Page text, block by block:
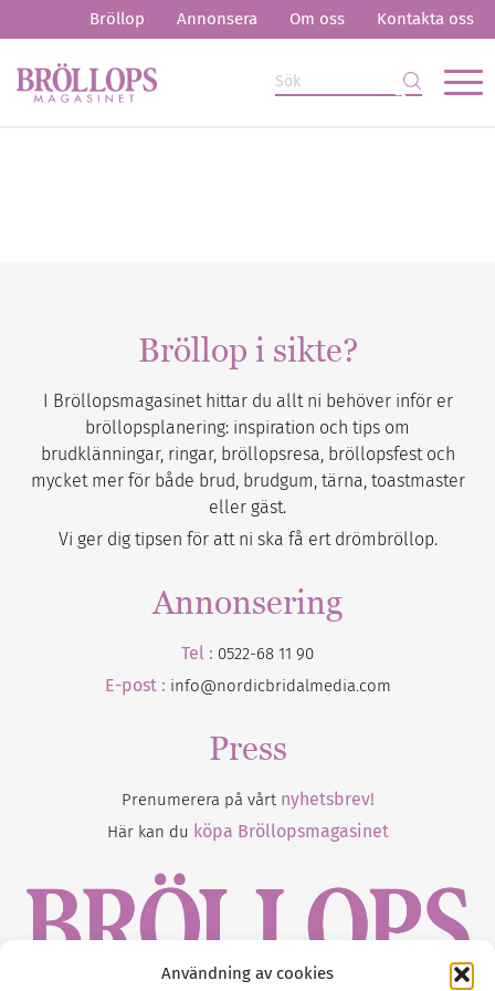
Användning av cookies
Bröllop Annonsera Om oss Kontakta oss
Bröllop i sikte?
I Bröllopsmagasinet hittar du allt ni behöver inför er
bröllopsplanering: inspiration och tips om
brudklänningar, ringar, bröllopsresa, bröllopsfest och
mycket mer för både brud, brudgum, tärna, toastmaster
eller gäst.
Vi ger dig tipsen för att ni ska få ert drömbröllop.
Annonsering
Tel : 0522-68 11 90
E-post : info@nordicbridalmedia.com
Press
Prenumerera på vårt nyhetsbrev!
Här kan du köpa Bröllopsmagasinet